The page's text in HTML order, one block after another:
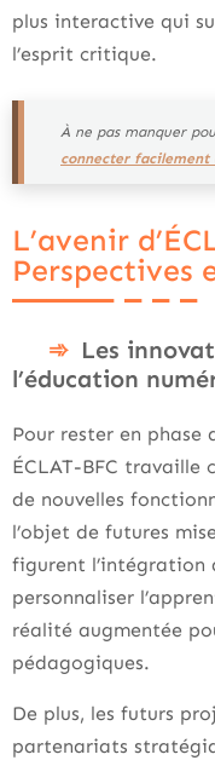
plus interactive qui
l’esprit critique.
À ne pas manquer
connecter
L’avenir
Perspectives
Les
l’éducation
Pour rester en phase
ÉCLAT-BFC travaille
de nouvelles
l’objet de futures
figurent l’intégration
personnaliser
réalité augmentée
pédagogiques.
De plus, les futurs
partenariats